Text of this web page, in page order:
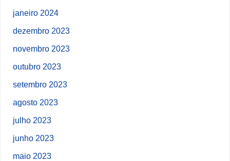
janeiro 2024
dezembro 2023
novembro 2023
outubro 2023
setembro 2023
agosto 2023
julho 2023
junho 2023
maio 2023